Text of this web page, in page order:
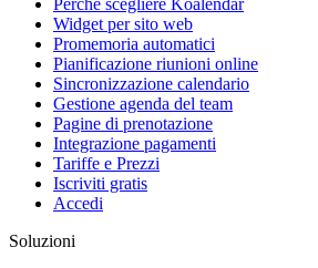
Perché scegliere Koalendar
Widget per sito web
Promemoria automatici
Pianificazione riunioni online
Sincronizzazione calendario
Gestione agenda del team
Pagine di prenotazione
Integrazione pagamenti
Tariffe e Prezzi
Iscriviti gratis
Accedi
Soluzioni